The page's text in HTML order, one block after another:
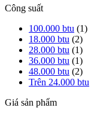
Công suất
100.000 btu (1)
18.000 btu (2)
28.000 btu (1)
36.000 btu (1)
48.000 btu (2)
Trên 24.000 btu
Giá sản phẩm